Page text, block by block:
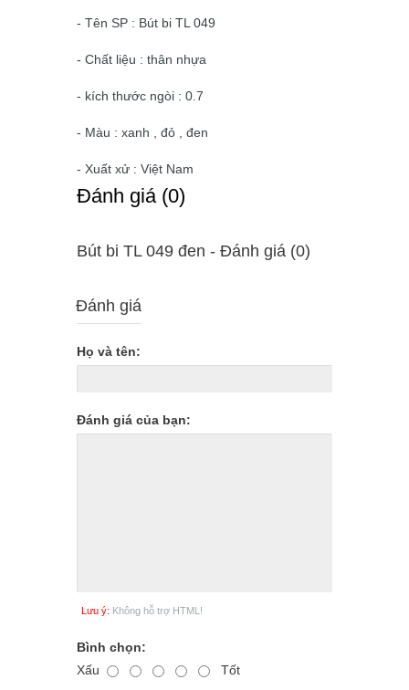
- Tên SP : Bút bi TL 049
- Chất liệu : thân nhựa
- kích thước ngòi : 0.7
- Màu : xanh , đỏ , đen
- Xuất xử : Việt Nam
Ðánh giá (0)
Bút bi TL 049 đen - Ðánh giá (0)
Đánh giá
Họ và tên:
Đánh giá của bạn:
Lưu ý: Không hỗ trợ HTML!
Bình chọn:
Xấu
Tốt